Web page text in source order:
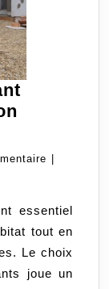
tout en
Le choix
joue un